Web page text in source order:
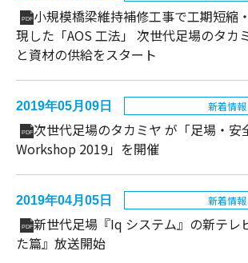
PDF 小規模橋梁維持補修工事で工期短縮
現した「AOS 工法」 次世代足場のタカ
と資材の供給をスタート
2019年05月09日 新着情報
PDF次世代足場のタカミヤ が「足場・安
Workshop 2019」を開催
2019年04月05日 新着情報
PDF新世代⾜場『Iq システム』の新テレ
た篇』放送開始